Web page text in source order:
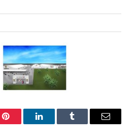
Pinterest LinkedInTumblr Email